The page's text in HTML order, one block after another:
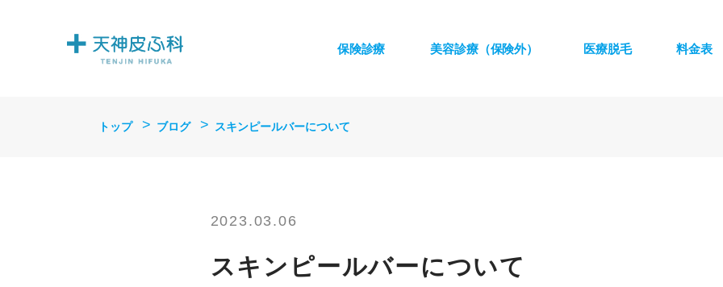
保険診療 美容診療（保険外） 医療脱毛 料金表
トップ ブログ スキンピールバーについて
2023.03.06
スキンピールバーについて